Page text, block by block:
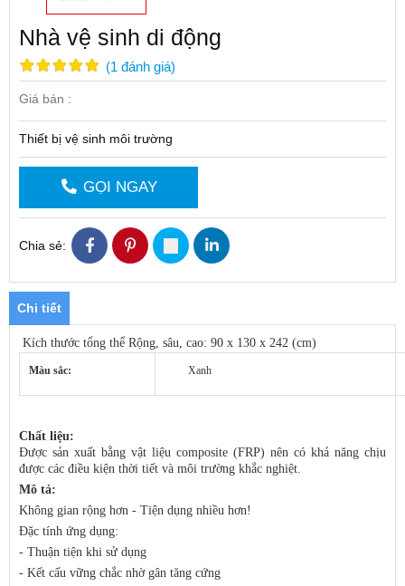
Nhà vệ sinh di động
(1 đánh giá)
Giá bán :
Thiết bị vệ sinh môi trường
GỌI NGAY
Chia sẻ:
Chi tiết
Kích thước tổng thể Rộng, sâu, cao: 90 x 130 x 242 (cm)
Màu sắc: Xanh
Chất liệu:
Được sản xuất bằng vật liệu composite (FRP) nên có khả năng chịu
được các điều kiện thời tiết và môi trường khắc nghiệt.
Mô tả:
Không gian rộng hơn - Tiện dụng nhiều hơn!
Đặc tính ứng dụng:
- Thuận tiện khi sử dụng
- Kết cấu vững chắc nhờ gân tăng cứng